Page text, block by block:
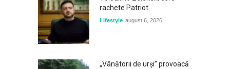
rachete Patriot
Lifestyle august 6, 2026
„Vânătorii de urși” provoacă